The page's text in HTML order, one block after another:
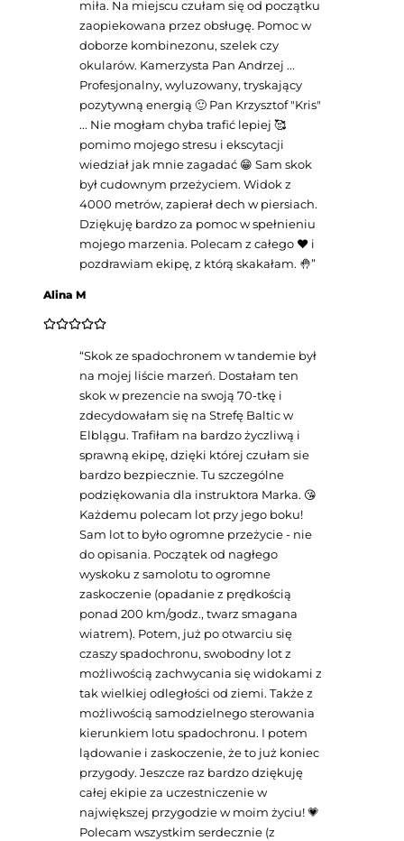
miła. Na miejscu czułam się od początku
zaopiekowana przez obsługę. Pomoc w
doborze kombinezonu, szelek czy
okularów. Kamerzysta Pan Andrzej ...
Profesjonalny, wyluzowany, tryskający
pozytywną energią 🙂 Pan Krzysztof "Kris"
... Nie mogłam chyba trafić lepiej 🥰
pomimo mojego stresu i ekscytacji
wiedział jak mnie zagadać 😁 Sam skok
był cudownym przeżyciem. Widok z
4000 metrów, zapierał dech w piersiach.
Dziękuję bardzo za pomoc w spełnieniu
mojego marzenia. Polecam z całego ❤️ i
pozdrawiam ekipę, z którą skakałam. 🤚”
Alina M
“Skok ze spadochronem w tandemie był
na mojej liście marzeń. Dostałam ten
skok w prezencie na swoją 70-tkę i
zdecydowałam się na Strefę Baltic w
Elblągu. Trafiłam na bardzo życzliwą i
sprawną ekipę, dzięki której czułam sie
bardzo bezpiecznie. Tu szczególne
podziękowania dla instruktora Marka. 😘
Każdemu polecam lot przy jego boku!
Sam lot to było ogromne przeżycie - nie
do opisania. Początek od nagłego
wyskoku z samolotu to ogromne
zaskoczenie (opadanie z prędkością
ponad 200 km/godz., twarz smagana
wiatrem). Potem, już po otwarciu się
czaszy spadochronu, swobodny lot z
możliwością zachwycania się widokami z
tak wielkiej odległości od ziemi. Także z
możliwością samodzielnego sterowania
kierunkiem lotu spadochronu. I potem
lądowanie i zaskoczenie, że to już koniec
przygody. Jeszcze raz bardzo dziękuję
całej ekipie za uczestniczenie w
największej przygodzie w moim życiu! 💗
Polecam wszystkim serdecznie (z